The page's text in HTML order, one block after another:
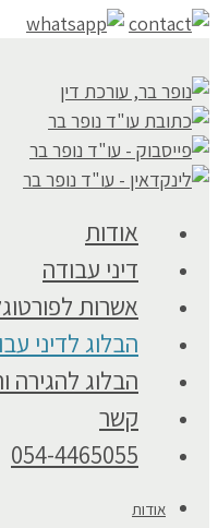
אודות
דיני עבודה
אשרות
הבלוג לדיני
הבלוג להגירה
קשר
054-4465055
אודות